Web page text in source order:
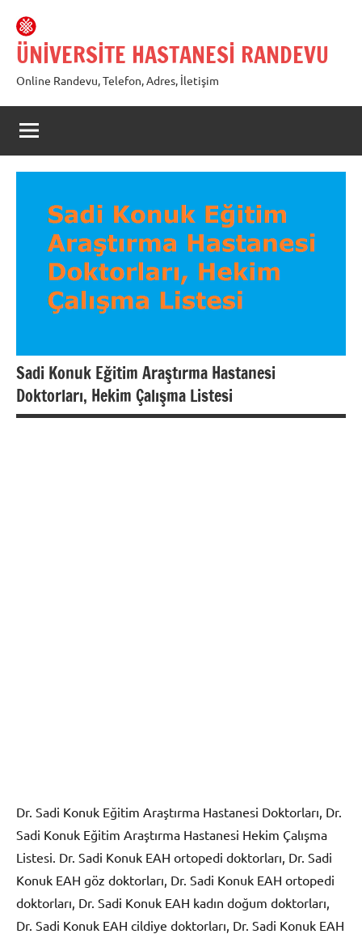
geç
ÜNİVERSİTE HASTANESİ RANDEVU
Online Randevu, Telefon, Adres, İletişim
Sadi Konuk Eğitim Araştırma Hastanesi
Doktorları, Hekim Çalışma Listesi
Dr. Sadi Konuk Eğitim Araştırma Hastanesi Doktorları, Dr.
Sadi Konuk Eğitim Araştırma Hastanesi Hekim Çalışma
Listesi. Dr. Sadi Konuk EAH ortopedi doktorları, Dr. Sadi
Konuk EAH göz doktorları, Dr. Sadi Konuk EAH ortopedi
doktorları, Dr. Sadi Konuk EAH kadın doğum doktorları,
Dr. Sadi Konuk EAH cildiye doktorları, Dr. Sadi Konuk EAH